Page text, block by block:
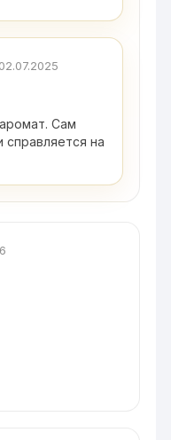
02.07.2025
Сам
справляется на